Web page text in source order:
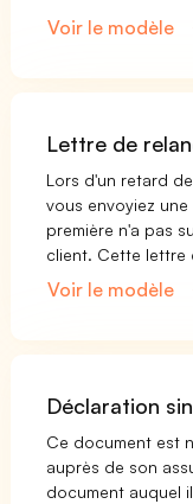
Voir le modèle
Lettre de
Lors d'un retard
vous envoyiez
première n'a pas
client. Cette lettre
Voir le modèle
Déclaration
Ce document est
auprès de son
document auquel